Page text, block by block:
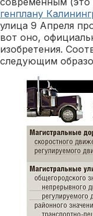
генплану
улица 9 Апреля
вот оно,
изобретения.
следующим